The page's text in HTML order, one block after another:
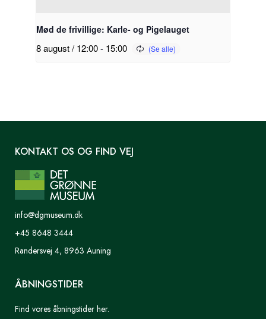
Mød de frivillige: Karle- og Pigelauget
8 august / 12:00- 15:00
KONTAKT OS OG FIND VEJ
info@dgmuseum.dk
+45 8648 3444
Randersvej 4, 8963 Auning
ÅBNINGSTIDER
Find vores åbningstider her.